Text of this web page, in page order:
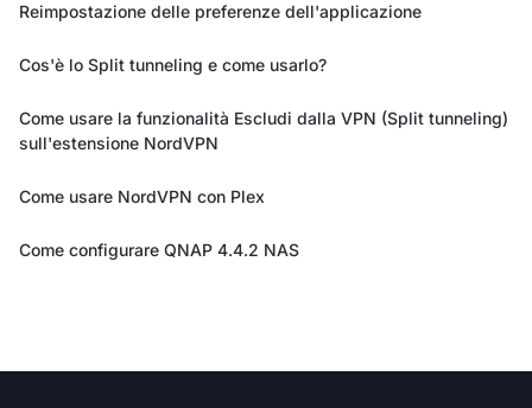
Reimpostazione delle preferenze dell'applicazione
Cos'è lo Split tunneling e come usarlo?
Come usare la funzionalità Escludi dalla VPN (Split tunneling)
sull'estensione NordVPN
Come usare NordVPN con Plex
Come configurare QNAP 4.4.2 NAS